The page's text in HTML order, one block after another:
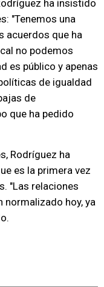
ha insistido
"Tenemos una
acuerdos que ha
no podemos
es público y apenas
de igualdad
de
que ha pedido
Rodríguez ha
es la primera vez
"Las relaciones
normalizado hoy, ya